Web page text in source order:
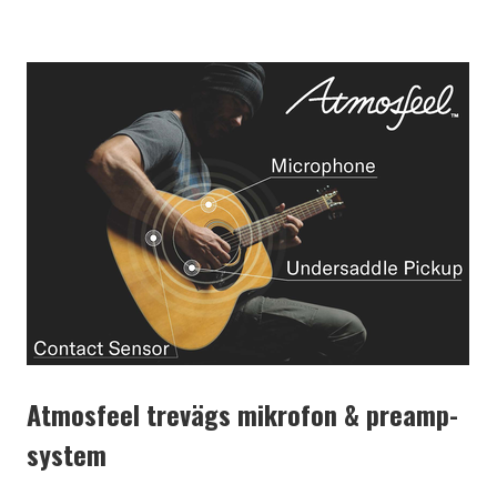
Atmosfeel trevägs mikrofon & preamp-
system